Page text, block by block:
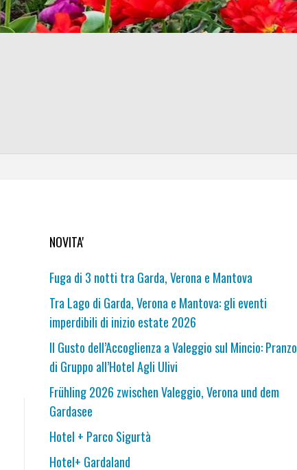
NOVITA'
Fuga di 3 notti tra Garda, Verona e Mantova
Tra Lago di Garda, Verona e Mantova: gli eventi
imperdibili di inizio estate 2026
Il Gusto dell’Accoglienza a Valeggio sul Mincio: Pranzo
di Gruppo all’Hotel Agli Ulivi
Frühling 2026 zwischen Valeggio, Verona und dem
Gardasee
Hotel + Parco Sigurtà
Hotel+ Gardaland